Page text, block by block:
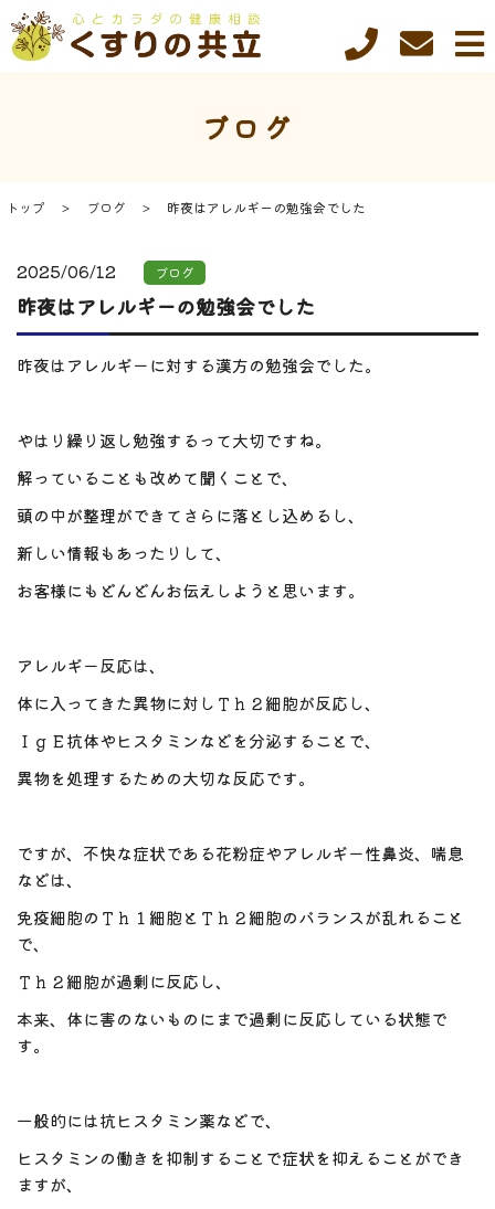
ブログ
トップ ブログ 昨夜はアレルギーの勉強会でした
2025/06/12 ブログ
昨夜はアレルギーの勉強会でした
昨夜はアレルギーに対する漢方の勉強会でした。
やはり繰り返し勉強するって大切ですね。
解っていることも改めて聞くことで、
頭の中が整理ができてさらに落とし込めるし、
新しい情報もあったりして、
お客様にもどんどんお伝えしようと思います。
アレルギー反応は、
体に入ってきた異物に対しＴｈ２細胞が反応し、
ＩｇＥ抗体やヒスタミンなどを分泌することで、
異物を処理するための大切な反応です。
ですが、不快な症状である花粉症やアレルギー性鼻炎、喘息
などは、
免疫細胞のＴｈ１細胞とＴｈ２細胞のバランスが乱れること
で、
Ｔｈ２細胞が過剰に反応し、
本来、体に害のないものにまで過剰に反応している状態で
す。
一般的には抗ヒスタミン薬などで、
ヒスタミンの働きを抑制することで症状を抑えることができ
ますが、